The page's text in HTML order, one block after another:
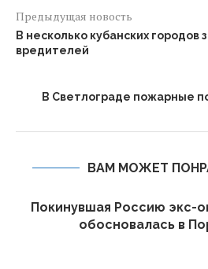
Предыдущая новость
В несколько кубанских городов
вредителей
В Светлограде пожарные
ВАМ МОЖЕТ
Покинувшая Россию экс-
обосновалась в